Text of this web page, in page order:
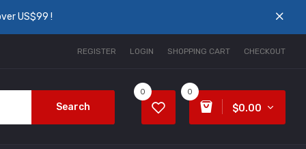
US$99 !
REGISTER LOGIN SHOPPING CART CHECKOUT
0
$0.00
0
Search